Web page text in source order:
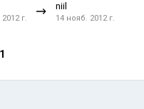
г.
niil
14 нояб. 2012 г.